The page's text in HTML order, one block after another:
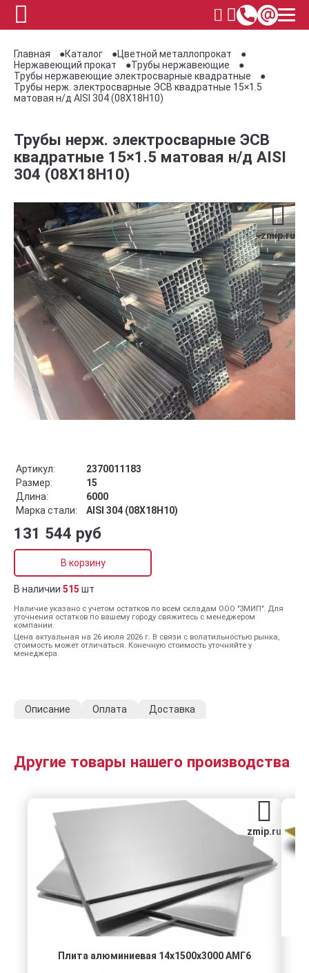
Главная Каталог
Цветной металлопрокат
Нержавеющий прокат
Трубы нержавеющие
Трубы нержавеющие электросварные квадратные
Трубы нерж. электросварные ЭСВ квадратные 15×1.5
матовая н/д AISI 304 (08Х18Н10)
Трубы нерж. электросварные ЭСВ
квадратные 15×1.5 матовая н/д AISI
304 (08Х18Н10)
zmip.ru
Артикул:
2370011183
Размер:
15
Длина:
6000
Марка стали:
AISI 304 (08Х18Н10)
131 544 руб
В корзину
В наличии 515 шт
Наличие указано с учетом остатков по всем складам ООО "ЗМИП". Для
уточнения остатков по вашему городу свяжитесь с менеджером
компании.
Цена актуальная на 26 июля 2026 г. В связи с волатильностью рынка,
стоимость может отличаться. Конечную стоимость уточняйте у
менеджера.
Описание Оплата Доставка
Другие товары нашего производства
zmip.ru
Плита алюминиевая 14x1500x3000 АМГ6